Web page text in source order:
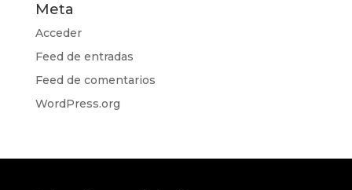
Meta
Acceder
Feed de entradas
Feed de comentarios
WordPress.org